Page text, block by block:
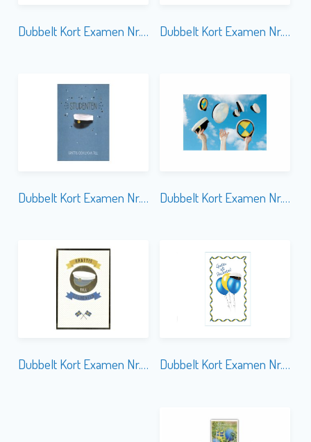
Dubbelt Kort Examen Nr. 762 Dubbelt Kort Examen Nr. 751B
Dubbelt Kort Examen Nr. 750A Dubbelt Kort Examen Nr. 759B Sedelficka
Dubbelt Kort Examen Nr. 753B Dubbelt Kort Examen Nr. 752